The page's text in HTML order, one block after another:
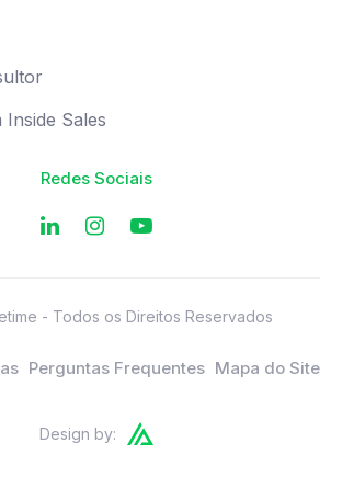
Sales
Redes Sociais
- Todos os Direitos Reservados
Perguntas Frequentes Mapa do Site
Design by: